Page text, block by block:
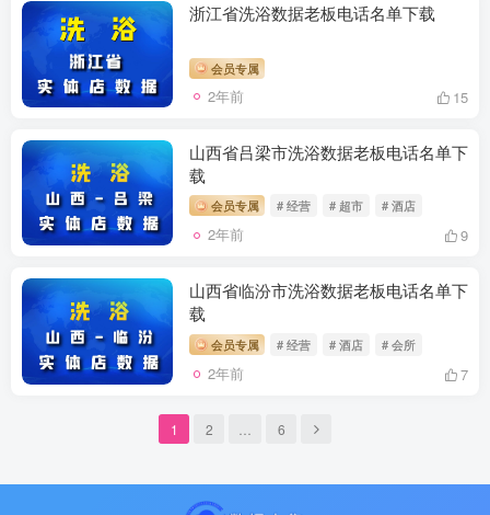
浙江省洗浴数据老板电话名单下载
会员专属
2年前 15
山西省吕梁市洗浴数据老板电话名单下
载
会员专属 # 经营 # 超市 # 酒店
2年前 9
山西省临汾市洗浴数据老板电话名单下
载
会员专属 # 经营 # 酒店 # 会所
2年前 7
1 2 6